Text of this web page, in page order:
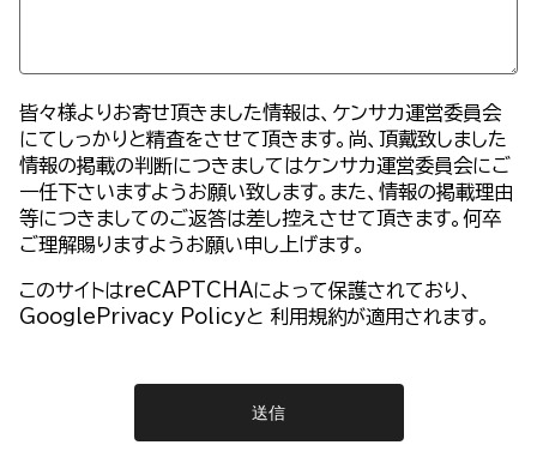
皆々様よりお寄せ頂きました情報は、ケンサカ運営委員会
にてしっかりと精査をさせて頂きます。尚、頂戴致しました
情報の掲載の判断につきましてはケンサカ運営委員会にご
一任下さいますようお願い致します。また、情報の掲載理由
等につきましてのご返答は差し控えさせて頂きます。何卒
ご理解賜りますようお願い申し上げます。
このサイトはreCAPTCHAによって保護されており、
GooglePrivacy Policyと 利用規約が適用されます。